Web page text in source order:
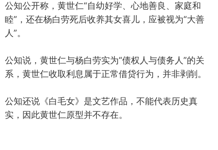
公知公开称，黄世仁“自幼好学、心地善良、家庭和
睦”，还在杨白劳死后收养其女喜儿，应被视为“大善
人”。
公知说，黄世仁与杨白劳实为“债权人与债务人”的关
系，黄世仁收取利息属于正常借贷行为，并非剥削。
公知还说《白毛女》是文艺作品，不能代表历史真
实，因此黄世仁原型并不存在。‌‌